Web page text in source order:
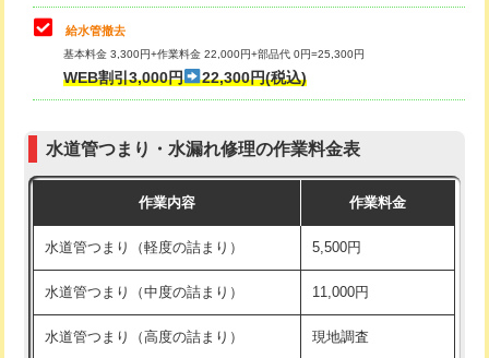
マス交換（深さ50㎝以上）
コンクリート斫り（厚さ10㎝まで）
モルタル補修（厚さ10㎝超え） 38,500円
洗面台設置 38,500円
化粧台設置 22,000円
追加人工 16,500円
その他部品の脱着
交換・取付（タンク）
式）)
式・ワンホール）)
交換・取付(排水栓・排水トラップ
22,000円+材料費
給水管撤去
基本料金 3,300円+作業料金 22,000円+部品代 0円=25,300円
WEB割引3,000円 22,300円(税込)
水道管つまり・水漏れ修理の作業料金表
作業内容 作業料金
水道管つまり（軽度の詰まり） 5,500円
水道管つまり（中度の詰まり） 11,000円
水道管つまり（高度の詰まり） 現地調査